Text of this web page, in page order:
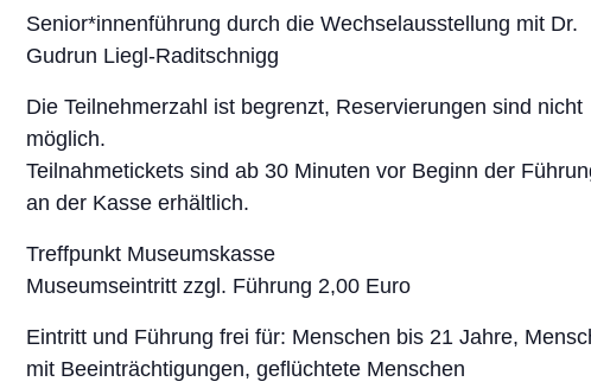
Senior*innenführung durch die Wechselausstellung mit Dr.
Gudrun Liegl-Raditschnigg
Die Teilnehmerzahl ist begrenzt, Reservierungen sind nicht
möglich.
Teilnahmetickets sind ab 30 Minuten vor Beginn der
an der Kasse erhältlich.
Treffpunkt Museumskasse
Museumseintritt zzgl. Führung 2,00 Euro
Eintritt und Führung frei für: Menschen bis 21 Jahre,
mit Beeinträchtigungen, geflüchtete Menschen